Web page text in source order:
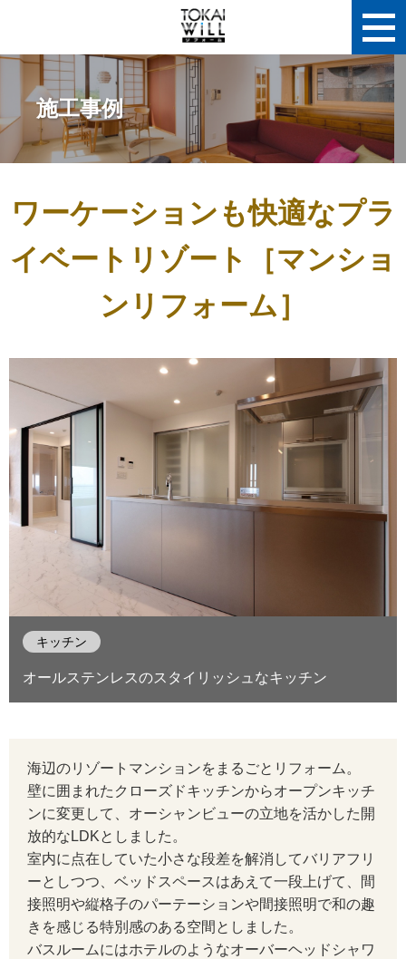
施工事例
ワーケーションも快適なプラ
イベートリゾート［マンショ
ンリフォーム］
キッチン
オールステンレスのスタイリッシュなキッチン
海辺のリゾートマンションをまるごとリフォーム。
壁に囲まれたクローズドキッチンからオープンキッチ
ンに変更して、オーシャンビューの立地を活かした開
放的なLDKとしました。
室内に点在していた小さな段差を解消してバリアフリ
ーとしつつ、ベッドスペースはあえて一段上げて、間
接照明や縦格子のパーテーションや間接照明で和の趣
きを感じる特別感のある空間としました。
バスルームにはホテルのようなオーバーヘッドシャワ